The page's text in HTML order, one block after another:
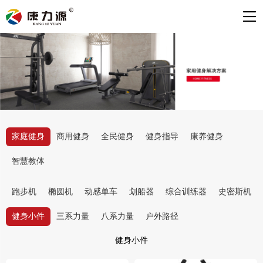
家庭健身 商用健身 全民健身 健身指导 康养健身
智慧教体
跑步机 椭圆机 动感单车 划船器 综合训练器 史密斯机
健身小件 三系力量 八系力量 户外路径
健身小件